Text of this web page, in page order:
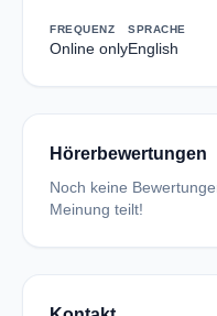
FREQUENZ
Online only
SPRACHE
English
Hörerbewertungen
Noch keine
Meinung teilt!